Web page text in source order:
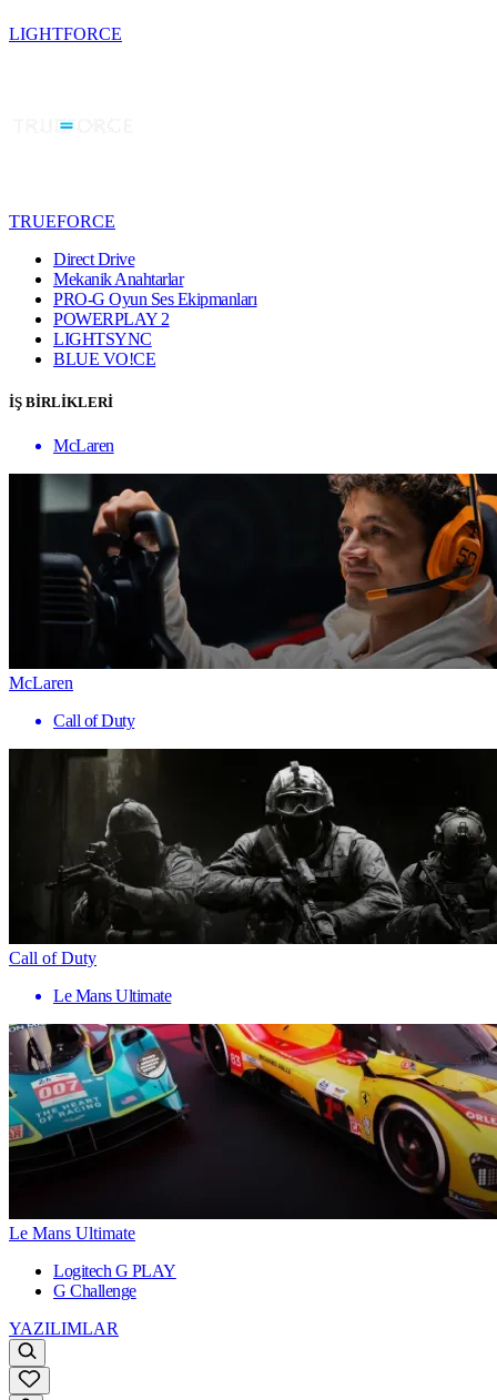
LIGHTFORCE
TRUEFORCE
Direct Drive
Mekanik Anahtarlar
PRO-G Oyun Ses Ekipmanları
POWERPLAY 2
LIGHTSYNC
BLUE VO!CE
İŞ BİRLİKLERİ
McLaren
McLaren
Call of Duty
Call of Duty
Le Mans Ultimate
Le Mans Ultimate
Logitech G PLAY
G Challenge
YAZILIMLAR